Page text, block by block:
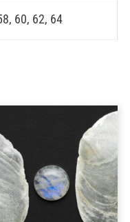
60, 62, 64